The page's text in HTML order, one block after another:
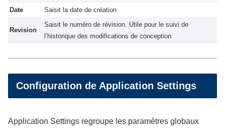
Date
Saisit la date de création
Revision
Saisit le numéro de révision. Utile pour le suivi de
l’historique des modifications de conception
Configuration de Application Settings
Application Settings regroupe les paramètres globaux